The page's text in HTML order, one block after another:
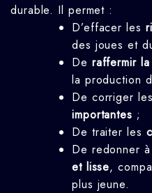
durable. Il permet :
D’effacer les
des joues et
De raffermir
la production
De corriger
importantes ;
De traiter les
De redonner
et lisse,
plus jeune.